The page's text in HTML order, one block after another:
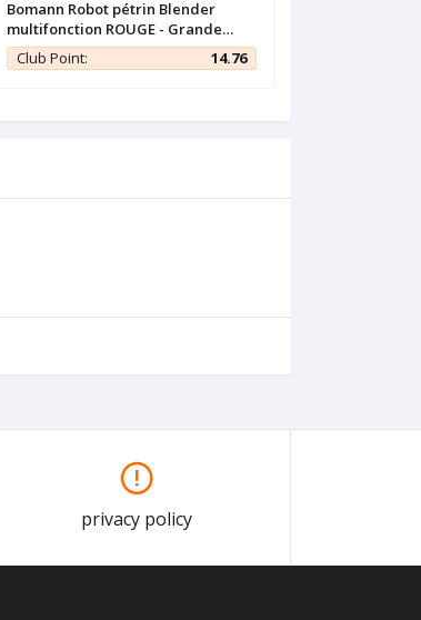
Bomann Robot pétrin Blender
multifonction ROUGE - Grande
capacité 10L - 1500W -
Club Point: 14.76
privacy policy